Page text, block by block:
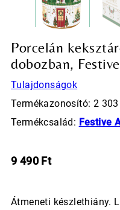
Porcelán
dobozban,
Tulajdonságok
Termékazonosító: 2
Termékcsalád: Festive
9 490 Ft
Átmeneti készlethiány.